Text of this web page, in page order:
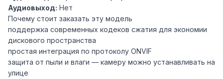
Аудиовыход: Нет
Почему стоит заказать эту модель
поддержка современных кодеков сжатия для экономии
дискового пространства
простая интеграция по протоколу ONVIF
защита от пыли и влаги — камеру можно устанавливать на
улице